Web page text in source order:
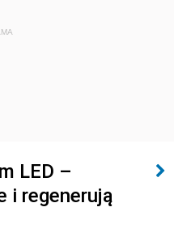
LED –
i regenerują